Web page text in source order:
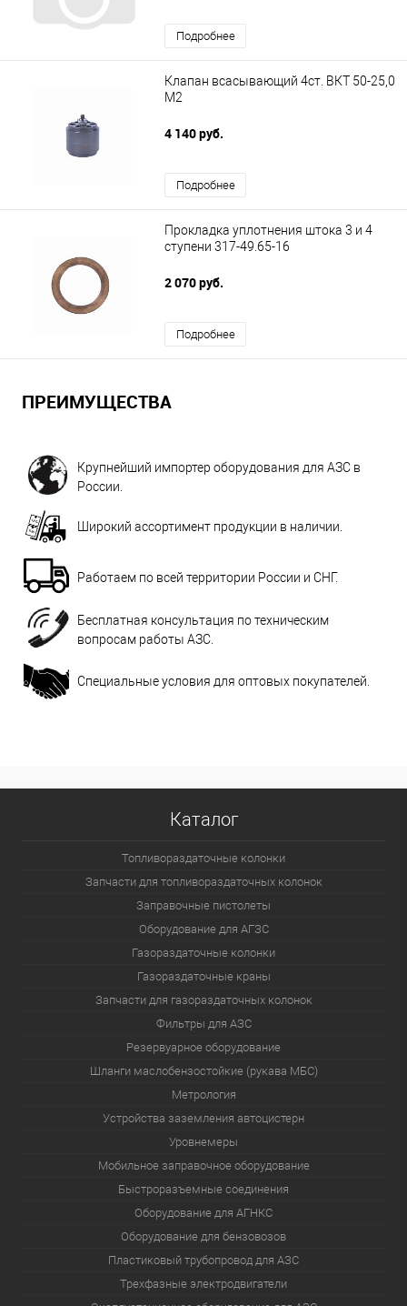
Подробнее
Клапан всасывающий 4ст. ВКТ 50-25,0
М2
4 140 руб.
Подробнее
Прокладка уплотнения штока 3 и 4
ступени 317-49.65-16
2 070 руб.
Подробнее
ПРЕИМУЩЕСТВА
Крупнейший импортер оборудования для АЗС в
России.
Широкий ассортимент продукции в наличии.
Работаем по всей территории России и СНГ.
Бесплатная консультация по техническим
вопросам работы АЗС.
Специальные условия для оптовых покупателей.
Каталог
Топливораздаточные колонки
Запчасти для топливораздаточных колонок
Заправочные пистолеты
Оборудование для АГЗС
Газораздаточные колонки
Газораздаточные краны
Запчасти для газораздаточных колонок
Фильтры для АЗС
Резервуарное оборудование
Шланги маслобензостойкие (рукава МБС)
Метрология
Устройства заземления автоцистерн
Уровнемеры
Мобильное заправочное оборудование
Быстроразъемные соединения
Оборудование для АГНКС
Оборудование для бензовозов
Пластиковый трубопровод для АЗС
Трехфазные электродвигатели